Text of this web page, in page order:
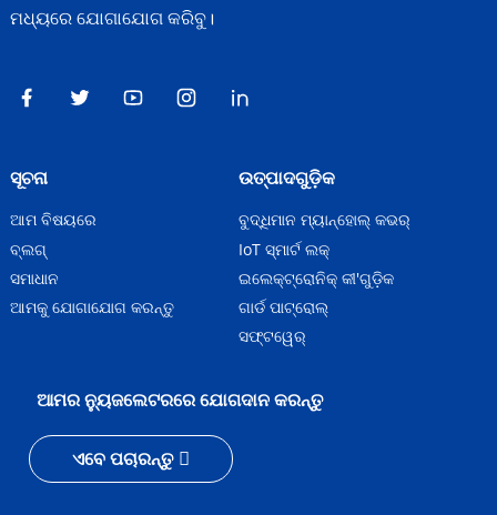
ମଧ୍ୟରେ ଯୋଗାଯୋଗ କରିବୁ।
ସୂଚନା
ଆମ ବିଷୟରେ
ବ୍ଲଗ୍
ସମାଧାନ
ଆମକୁ ଯୋଗାଯୋଗ କରନ୍ତୁ
ଉତ୍ପାଦଗୁଡ଼ିକ
ବୁଦ୍ଧିମାନ ମ୍ୟାନ୍‌ହୋଲ୍‌ କଭର୍‌
IoT ସ୍ମାର୍ଟ ଲକ୍
ଇଲେକ୍ଟ୍ରୋନିକ୍ କୀ'ଗୁଡ଼ିକ
ଗାର୍ଡ ପାଟ୍ରୋଲ୍
ସଫ୍ଟୱେର୍
ଆମର ନ୍ୟୁଜଲେଟରରେ ଯୋଗଦାନ କରନ୍ତୁ
ଏବେ ପଚାରନ୍ତୁ